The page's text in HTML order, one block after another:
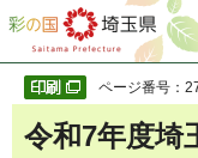
彩の国 埼玉県
ページ番号：
令和7年度埼